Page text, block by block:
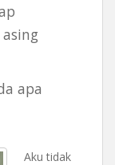
apa
Aku tidak